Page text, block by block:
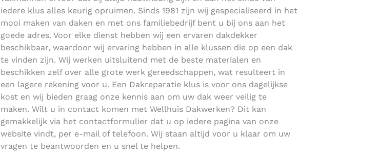
iedere klus alles keurig opruimen. Sinds 1981 zijn wij gespecialiseerd in het
mooi maken van daken en met ons familiebedrijf bent u bij ons aan het
goede adres. Voor elke dienst hebben wij een ervaren dakdekker
beschikbaar, waardoor wij ervaring hebben in alle klussen die op een dak
te vinden zijn. Wij werken uitsluitend met de beste materialen en
beschikken zelf over alle grote werk gereedschappen, wat resulteert in
een lagere rekening voor u. Een Dakreparatie klus is voor ons dagelijkse
kost en wij bieden graag onze kennis aan om uw dak weer veilig te
maken. Wilt u in contact komen met Wellhuis Dakwerken? Dit kan
gemakkelijk via het contactformulier dat u op iedere pagina van onze
website vindt, per e-mail of telefoon. Wij staan altijd voor u klaar om uw
vragen te beantwoorden en u snel te helpen.